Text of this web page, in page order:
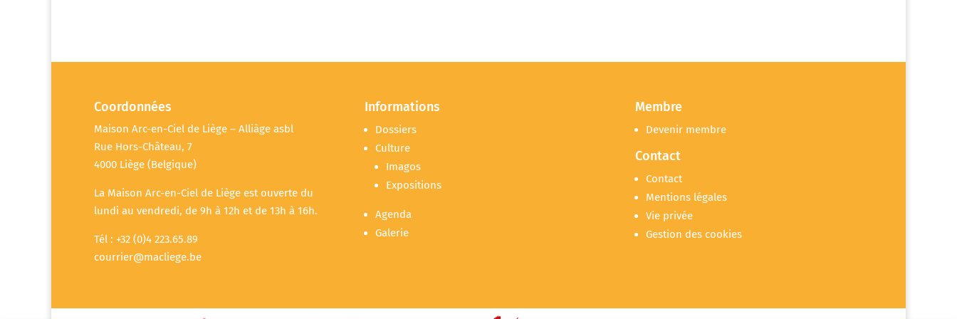
Coordonnées
Maison Arc-en-Ciel de Liège – Alliàge asbl
Rue Hors-Château, 7
4000 Liège (Belgique)
La Maison Arc-en-Ciel de Liège est ouverte du
lundi au vendredi, de 9h à 12h et de 13h à 16h.
Tél : +32 (0)4 223.65.89
courrier@macliege.be
Informations
Dossiers
Culture
Imagos
Expositions
Agenda
Galerie
Membre
Devenir membre
Contact
Contact
Mentions légales
Vie privée
Gestion des cookies